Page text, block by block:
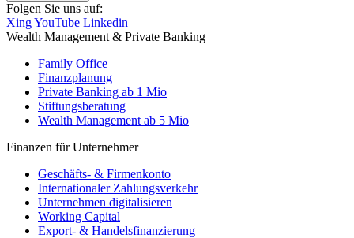
Folgen Sie uns auf:
XingYouTube Linkedin
Wealth Management & Private Banking
Family Office
Finanzplanung
Private Banking ab 1 Mio
Stiftungsberatung
Wealth Management ab 5 Mio
Finanzen für Unternehmer
Geschäfts- & Firmenkonto
Internationaler Zahlungsverkehr
Unternehmen digitalisieren
Working Capital
Export- & Handelsfinanzierung